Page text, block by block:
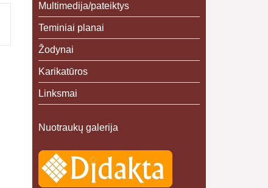
Multimedija/pateiktys
Teminiai planai
Žodynai
Karikatūros
Linksmai
Nuotraukų galerija